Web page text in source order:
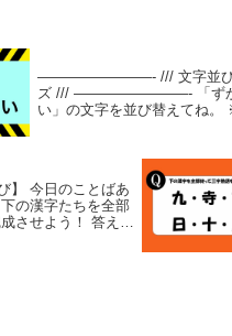
————————- /// 文字並び替えクイ
ズ /// ————————- 「ずかんして
い」の文字を並び替えてね。 ※答えは明
ークとも言われます。
】 今日のことばあ
の漢字たちを全部
させよう！ 答えが